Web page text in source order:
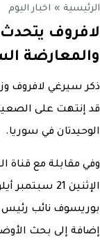
الرئيسية » اخبار اليوم
لافروف
والمعارضة
ذكر سيرغي لافروف
قد إنتهت على
الوحيدتان في سوريا.
وفي مقابلة مع قناة
الإثنين 21
بوريسوف نائب رئيس
إضافة إلى بحث